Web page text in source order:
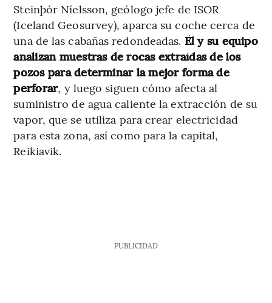
Steinþór Níelsson, geólogo jefe de ISOR
(Iceland Geosurvey), aparca su coche cerca de
una de las cabañas redondeadas. Él y su equipo
analizan muestras de rocas extraídas de los
pozos para determinar la mejor forma de
perforar, y luego siguen cómo afecta al
suministro de agua caliente la extracción de su
vapor, que se utiliza para crear electricidad
para esta zona, así como para la capital,
Reikiavik.
PUBLICIDAD